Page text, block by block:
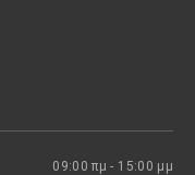
09:00 πμ - 15:00 μμ